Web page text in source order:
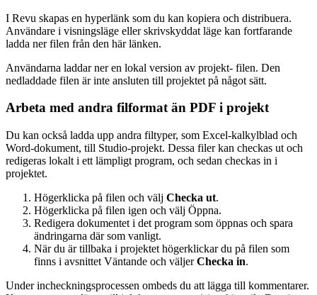
I Revu skapas en hyperlänk som du kan kopiera och distribuera.
Användare i visningsläge eller skrivskyddat läge kan fortfarande
ladda ner filen från den här länken.
Användarna laddar ner en lokal version av projekt- filen. Den
nedladdade filen är inte ansluten till projektet på något sätt.
Arbeta med andra filformat än PDF i projekt
Du kan också ladda upp andra filtyper, som Excel-kalkylblad och
Word-dokument, till Studio-projekt. Dessa filer kan checkas ut och
redigeras lokalt i ett lämpligt program, och sedan checkas in i
projektet.
Högerklicka på filen och välj Checka ut.
Högerklicka på filen igen och välj Öppna.
Redigera dokumentet i det program som öppnas och spara
ändringarna där som vanligt.
När du är tillbaka i projektet högerklickar du på filen som
finns i avsnittet Väntande och väljerChecka in.
Under incheckningsprocessen ombeds du att lägga till kommentarer.